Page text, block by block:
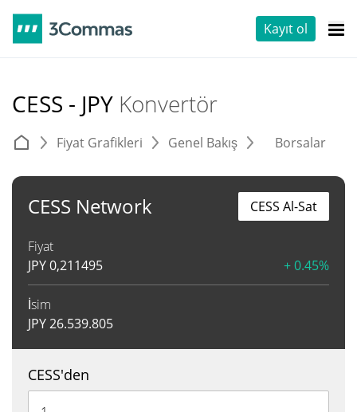
Kayıt ol
CESS - JPY Konvertör
Fiyat Grafikleri Genel Bakış Borsalar
CESS Network
Fiyat
JPY0,211495 + 0.45%
İsim
JPY26.539.805
CESS Al-Sat
CESS'den